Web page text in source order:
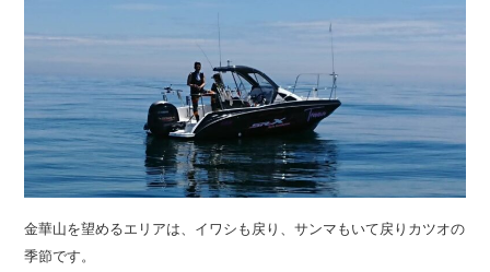
金華山を望めるエリアは、イワシも戻り、サンマもいて戻りカツオの
季節です。